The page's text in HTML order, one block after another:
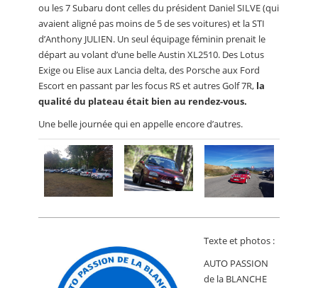
ou les 7 Subaru dont celles du président Daniel SILVE (qui
avaient aligné pas moins de 5 de ses voitures) et la STI
d’Anthony JULIEN. Un seul équipage féminin prenait le
départ au volant d’une belle Austin XL2510. Des Lotus
Exige ou Elise aux Lancia delta, des Porsche aux Ford
Escort en passant par les focus RS et autres Golf 7R, la
qualité du plateau était bien au rendez-vous.
Une belle journée qui en appelle encore d’autres.
Texte et photos :
AUTO PASSION
de la BLANCHE